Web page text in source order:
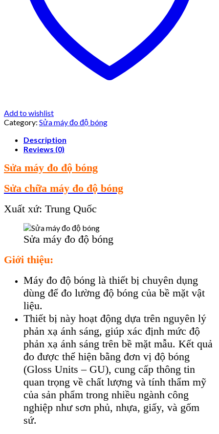
Add to wishlist
Category: Sửa máy đo độ bóng
Description
Reviews (0)
Sửa máy đo độ bóng
Sửa chữa máy đo độ bóng
Xuất xứ: Trung Quốc
Sửa máy đo độ bóng
Giới thiệu:
Máy đo độ bóng là thiết bị chuyên dụng
dùng để đo lường độ bóng của bề mặt vật
liệu.
Thiết bị này hoạt động dựa trên nguyên lý
phản xạ ánh sáng, giúp xác định mức độ
phản xạ ánh sáng trên bề mặt mẫu. Kết quả
đo được thể hiện bằng đơn vị độ bóng
(Gloss Units – GU), cung cấp thông tin
quan trọng về chất lượng và tính thẩm mỹ
của sản phẩm trong nhiều ngành công
nghiệp như sơn phủ, nhựa, giấy, và gốm
sứ.